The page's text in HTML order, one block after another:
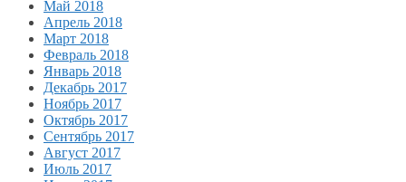
Май 2018
Апрель 2018
Март 2018
Февраль 2018
Январь 2018
Декабрь 2017
Ноябрь 2017
Октябрь 2017
Сентябрь 2017
Август 2017
Июль 2017